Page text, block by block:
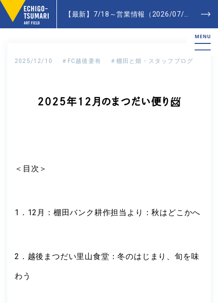
【最新】7/18～営業情報（2026/07/20更新）- Latest News
2025/12/10 ＃FC越後妻有 ＃棚田と畑・スタッフブログ
2025年12月のまつだい便り📨
＜目次＞
1．12月：棚田バンク耕作担当より：秋はどこかへ
2．越後まつだい里山食堂：冬のはじまり、旬を味
わう